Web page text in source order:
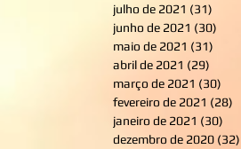
julho de 2021 (31)
junho de 2021 (30)
maio de 2021 (31)
abril de 2021 (29)
março de 2021 (30)
fevereiro de 2021 (28)
janeiro de 2021 (30)
dezembro de 2020 (32)